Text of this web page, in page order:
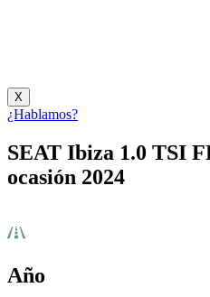
X
¿Hablamos?
SEAT Ibiza 1.0 TSI
ocasión 2024
Año